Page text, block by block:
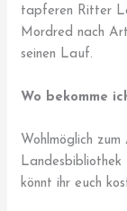
tapferen Ritter
Mordred nach
seinen Lauf.
Wo bekomme
Wohlmöglich
könnt ihr euch